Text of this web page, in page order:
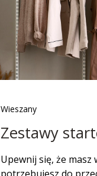
Wieszany
Zestawy
Upewnij się, że masz